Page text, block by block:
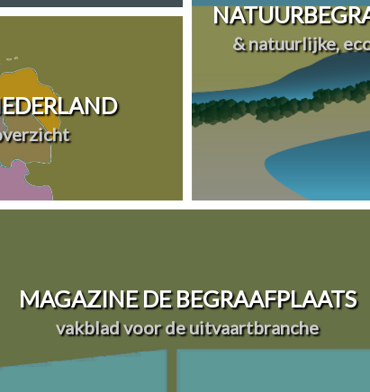
& natuurlijke,
MAGAZINE DE BEGRAAFPLAATS
vakblad voor de uitvaartbranche